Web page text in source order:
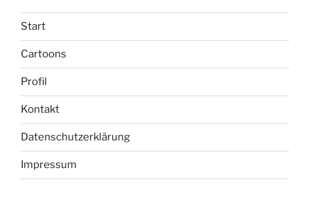
Start
Cartoons
Profil
Kontakt
Datenschutzerklärung
Impressum